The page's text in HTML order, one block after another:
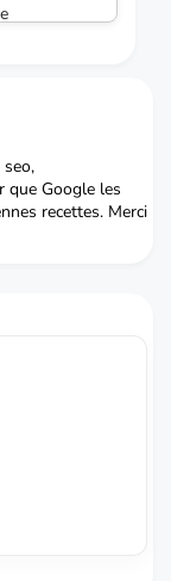
que Google les
recettes. Merci